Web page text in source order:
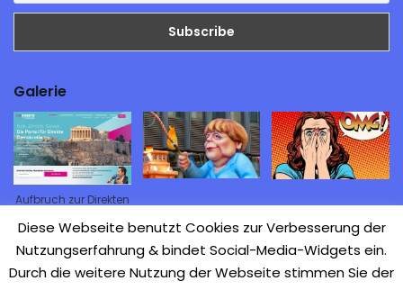
Galerie
Aufbruch zur Direkten
Diese Webseite benutzt Cookies zur Verbesserung der
Nutzungserfahrung & bindet Social-Media-Widgets ein.
Durch die weitere Nutzung der Webseite stimmen Sie der